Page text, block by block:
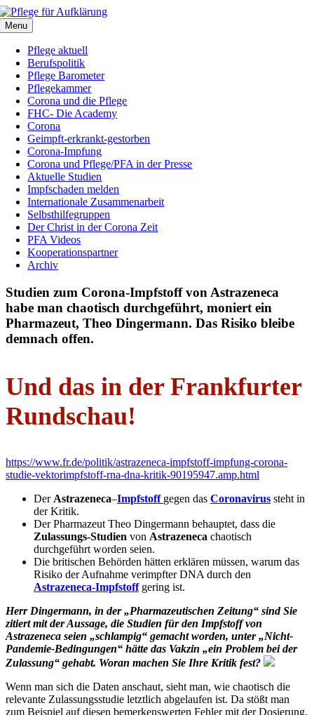
Zum
Inhalt
springen
Menu
Pflege aktuell
Berufspolitik
Pflege Barometer
Pflegekammer
Corona und die Pflege
FHC- Die Academy
Corona
Geimpft-erkrankt-gestorben
Corona-Impfung
Corona und Pflege/PFA in der Presse
Aktuelle Studien
Impfschaden melden
Internationale Zusammenarbeit
Selbsthilfegruppen
Der Christ in der Corona Zeit
PFA Videos
Kooperationspartner
Archiv
Studien zum Corona-Impfstoff von Astrazeneca
habe man chaotisch durchgeführt, moniert ein
Pharmazeut, Theo Dingermann. Das Risiko bleibe
demnach offen.
Und das in der Frankfurter
Rundschau!
https://www.fr.de/politik/astrazeneca-impfstoff-impfung-corona-
studie-vektorimpfstoff-rna-dna-kritik-90195947.amp.html
Der Astrazeneca–Impfstoff gegen das Coronavirus steht in
der Kritik.
Der Pharmazeut Theo Dingermann behauptet, dass die
Zulassungs-Studien von Astrazeneca chaotisch
durchgeführt worden seien.
Die britischen Behörden hätten erklären müssen, warum das
Risiko der Aufnahme verimpfter DNA durch den
Astrazeneca-Impfstoffgering ist.
Herr Dingermann, in der „Pharmazeutischen Zeitung“ sind Sie
zitiert mit der Aussage, die Studien für den Impfstoff von
Astrazeneca seien „schlampig“ gemacht worden, unter „Nicht-
Pandemie-Bedingungen“ hätte das Vakzin „ein Problem bei der
Zulassung“ gehabt. Woran machen Sie Ihre Kritik fest?
Wenn man sich die Daten anschaut, sieht man, wie chaotisch die
relevante Zulassungsstudie letztlich abgelaufen ist. Da stößt man
zum Beispiel auf diesen bemerkenswerten Fehler mit der Dosierung.